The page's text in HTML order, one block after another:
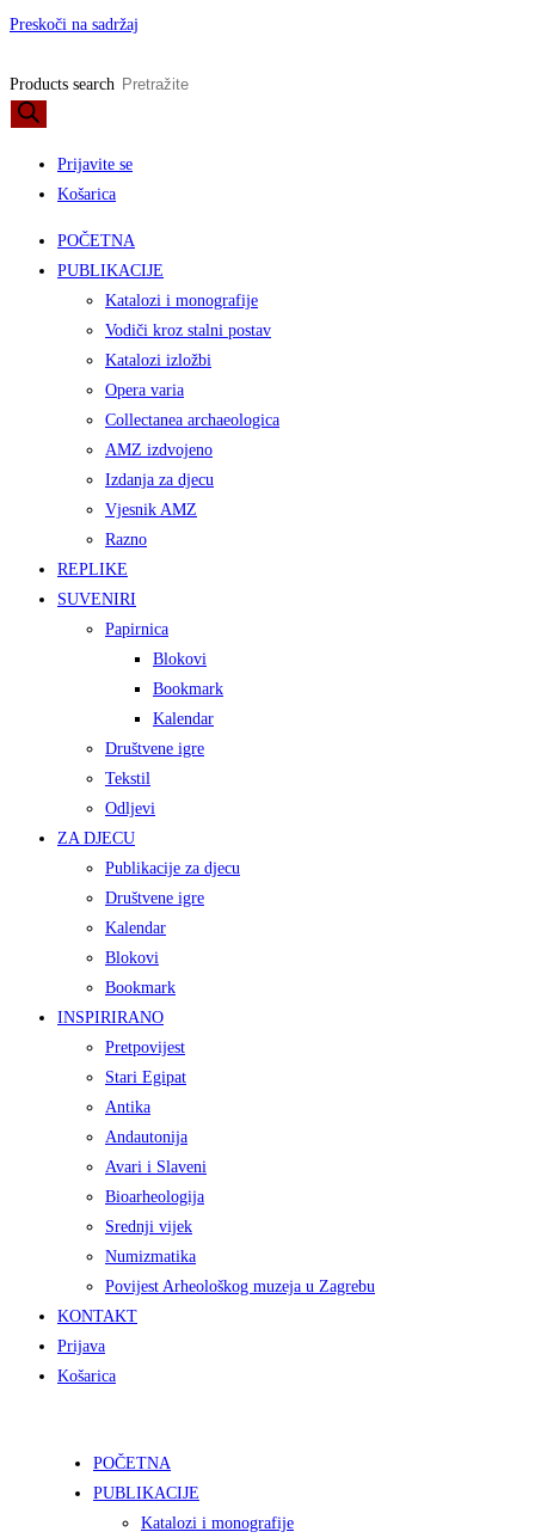
Preskoči na sadržaj
Products search
Prijavite se
Košarica
POČETNA
PUBLIKACIJE
Katalozi i monografije
Vodiči kroz stalni postav
Katalozi izložbi
Opera varia
Collectanea archaeologica
AMZ izdvojeno
Izdanja za djecu
Vjesnik AMZ
Razno
REPLIKE
SUVENIRI
Papirnica
Blokovi
Bookmark
Kalendar
Društvene igre
Tekstil
Odljevi
ZA DJECU
Publikacije za djecu
Društvene igre
Kalendar
Blokovi
Bookmark
INSPIRIRANO
Pretpovijest
Stari Egipat
Antika
Andautonija
Avari i Slaveni
Bioarheologija
Srednji vijek
Numizmatika
Povijest Arheološkog muzeja u Zagrebu
KONTAKT
Prijava
Košarica
POČETNA
PUBLIKACIJE
Katalozi i monografije